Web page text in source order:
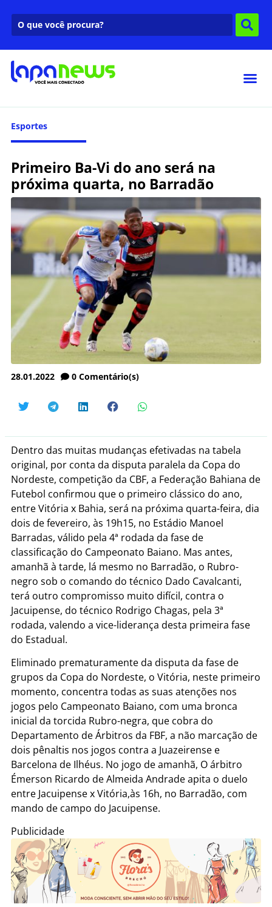
Esportes
Primeiro Ba-Vi do ano será na
próxima quarta, no Barradão
28.01.2022 0 Comentário(s)
Dentro das muitas mudanças efetivadas na tabela
original, por conta da disputa paralela da Copa do
Nordeste, competição da CBF, a Federação Bahiana de
Futebol confirmou que o primeiro clássico do ano,
entre Vitória x Bahia, será na próxima quarta-feira, dia
dois de fevereiro, às 19h15, no Estádio Manoel
Barradas, válido pela 4ª rodada da fase de
classificação do Campeonato Baiano. Mas antes,
amanhã à tarde, lá mesmo no Barradão, o Rubro-
negro sob o comando do técnico Dado Cavalcanti,
terá outro compromisso muito difícil, contra o
Jacuipense, do técnico Rodrigo Chagas, pela 3ª
rodada, valendo a vice-liderança desta primeira fase
do Estadual.
Eliminado prematuramente da disputa da fase de
grupos da Copa do Nordeste, o Vitória, neste primeiro
momento, concentra todas as suas atenções nos
jogos pelo Campeonato Baiano, com uma bronca
inicial da torcida Rubro-negra, que cobra do
Departamento de Árbitros da FBF, a não marcação de
dois pênaltis nos jogos contra a Juazeirense e
Barcelona de Ilhéus. No jogo de amanhã, O árbitro
Émerson Ricardo de Almeida Andrade apita o duelo
entre Jacuipense x Vitória,às 16h, no Barradão, com
mando de campo do Jacuipense.
Publicidade